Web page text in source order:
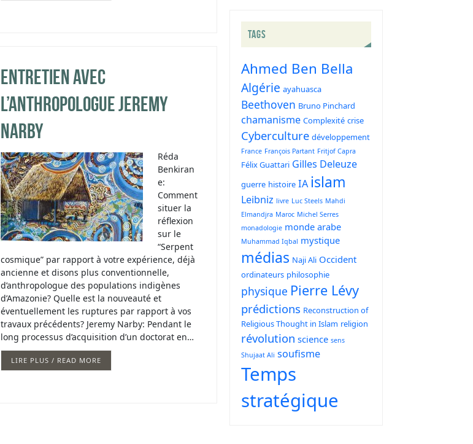
Entretien avec
l’anthropologue Jeremy
Narby
Réda
Benkiran
e:
Comment
situer la
réflexion
sur le
“Serpent
cosmique” par rapport à votre expérience, déjà
ancienne et disons plus conventionnelle,
d’anthropologue des populations indigènes
d’Amazonie? Quelle est la nouveauté et
éventuellement les ruptures par rapport à vos
travaux précédents? Jeremy Narby: Pendant le
long processus d’acquisition d’un doctorat en…
LIRE PLUS / READ MORE
TAGS
Ahmed Ben Bella
Algérie ayahuasca
Beethoven Bruno Pinchard
chamanisme Complexité crise
Cyberculture développement
France François Partant Fritjof Capra
Félix Guattari Gilles Deleuze
guerre histoire IA islam
Leibniz livre Luc Steels Mahdi
Elmandjra Maroc Michel Serres
monadologie monde arabe
Muhammad Iqbal mystique
médias Naji Ali Occident
ordinateurs philosophie
physique Pierre Lévy
prédictions Reconstruction of
Religious Thought in Islam religion
révolution science sens
Shujaat Ali soufisme
Temps
stratégique